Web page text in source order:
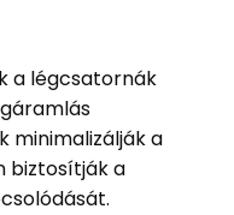
a légcsatornák
minimalizálják a
biztosítják a